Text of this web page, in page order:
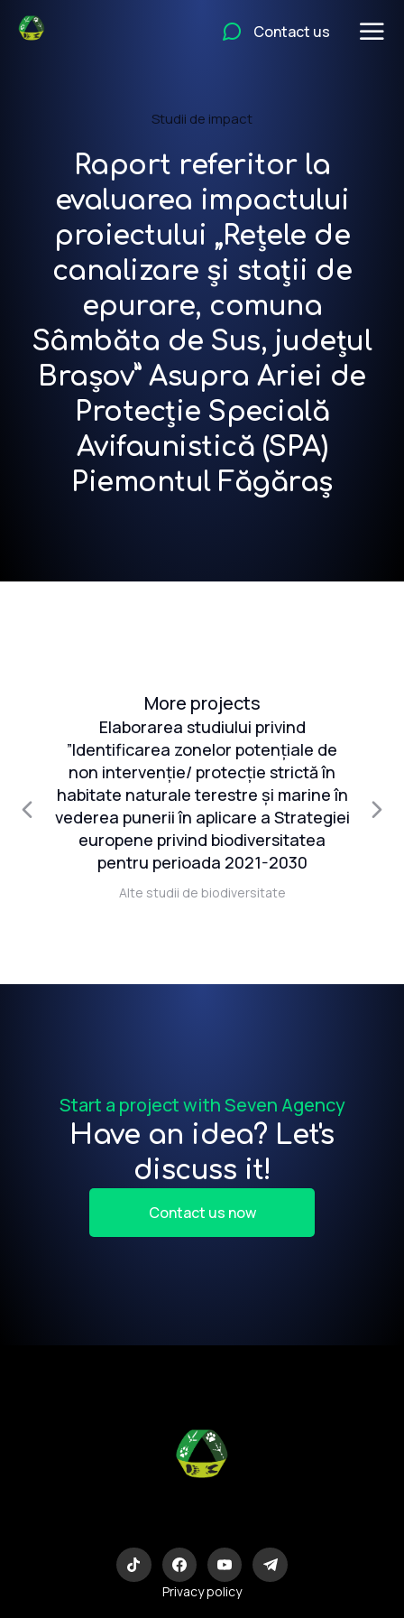
Contact us
Studii de impact
Raport referitor la
evaluarea impactului
proiectului „Rețele de
canalizare și stații de
epurare, comuna
Sâmbăta de Sus, județul
Brașov” Asupra Ariei de
Protecție Specială
Avifaunistică (SPA)
Piemontul Făgăraș
More projects
Elaborarea studiului privind
”Identificarea zonelor potențiale de
non intervenție/ protecție strictă în
habitate naturale terestre și marine în
vederea punerii în aplicare a Strategiei
europene privind biodiversitatea
pentru perioada 2021-2030
Alte studii de biodiversitate
Start a project with Seven Agency
Have an idea? Let's
discuss it!
Contact us now
Privacy policy